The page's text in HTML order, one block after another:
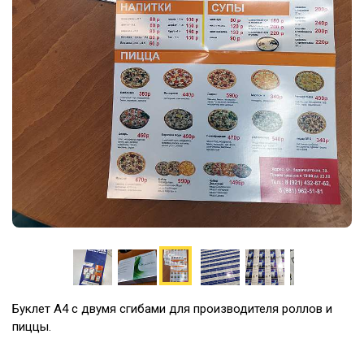
Буклет А4 с двумя сгибами для производителя роллов и
пиццы.